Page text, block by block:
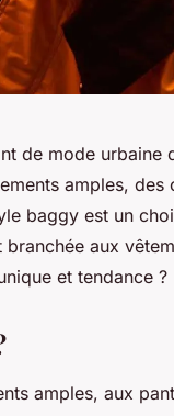
de mode urbaine
amples, des
baggy est un
aux
et tendance ?
amples, aux